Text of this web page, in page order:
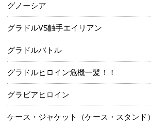
グノーシア
グラドルVS触手エイリアン
グラドルバトル
グラドルヒロイン危機一髪！！
グラビアヒロイン
ケース・ジャケット（ケース・スタンド）